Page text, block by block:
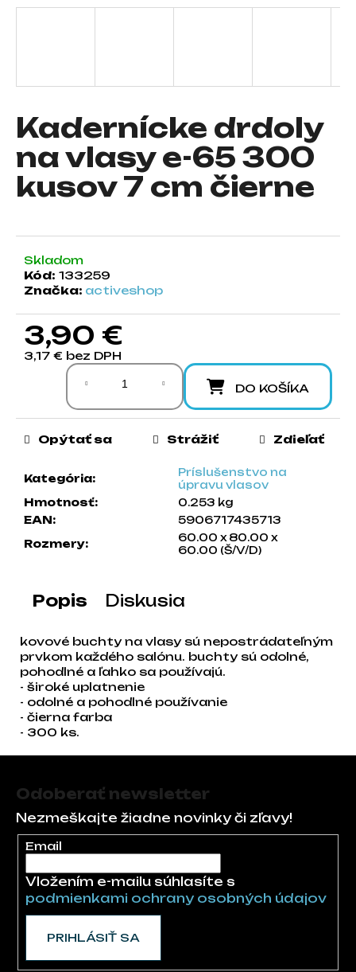
Kadernícke drdoly
na vlasy e-65 300
kusov 7 cm čierne
Skladom
Kód: 133259
Značka: activeshop
3,90 €
3,17 € bez DPH
Jednotková cena:
DO KOŠÍKA
Kategória:
Príslušenstvo na
úpravu vlasov
Hmotnosť:
0.253 kg
EAN:
5906717435713
Rozmery:
60.00 x 80.00 x
60.00 (Š/V/D)
Opýtať sa Strážiť Zdieľať
Popis Diskusia
kovové buchty na vlasy sú nepostrádateľným
prvkom každého salónu. buchty sú odolné,
pohodlné a ľahko sa používajú.
- široké uplatnenie
- odolné a pohodlné používanie
- čierna farba
- 300 ks.
ť
HĽADAŤ
d
p
r
ú
č
Odoberať newsletter
Nezmeškajte žiadne novinky či zľavy!
Email
Vložením e-mailu súhlasíte s
podmienkami ochrany osobných údajov
PRIHLÁSIŤ SA